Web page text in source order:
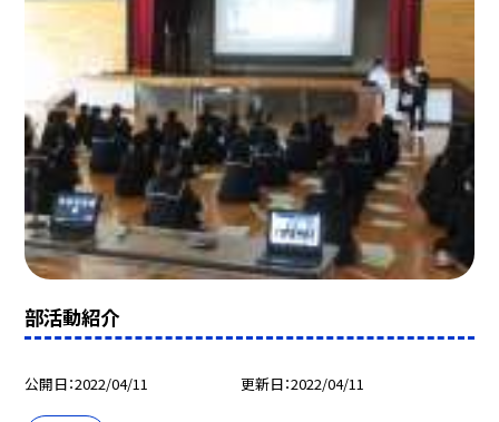
部活動紹介
公開日 2022/04/11 更新日 2022/04/11